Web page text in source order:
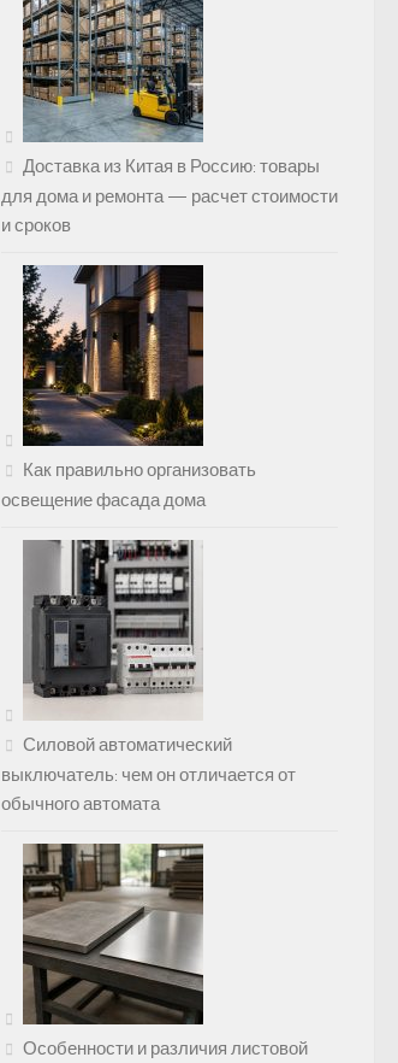
Доставка из Китая в Россию: товары
для дома и ремонта — расчет стоимости
и сроков
Как правильно организовать
освещение фасада дома
Силовой автоматический
выключатель: чем он отличается от
обычного автомата
Особенности и различия листовой